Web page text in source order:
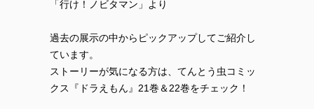
「行け！ノビタマン」より
過去の展示の中からピックアップしてご紹介し
ています。
ストーリーが気になる方は、てんとう虫コミッ
クス『ドラえもん』21巻＆22巻をチェック！